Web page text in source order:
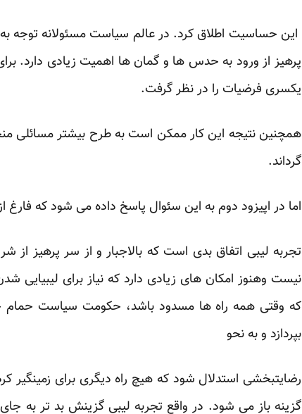
این حساسیت اطلاق کرد. در عالم سیاست مسئولانه توجه
پرهیز از ورود به حدس ها و گمان ها اهمیت زیادی دارد.
یکسری فرضیات را در نظر گرفت.
همچنین نتیجه این کار ممکن است به طرح بیشتر مسائلی
گرداند.
اما در اپیزود دوم به این سئوال پاسخ داده می شود که فارغ
تجربه لیبی اتفاق بدی است که بالاجبار و از سر پرهیز
نیست وهنوز امکان های زیادی دارد که نیاز برای
که وقتی همه راه ها مسدود باشد، حکومت سیاست حمام
بپردازد و به نحو
رضایتبخشی استدلال شود که هیچ راه دیگری برای زمینگیر
گزینه باز می شود. در واقع تجربه لیبی گزینش بد تر